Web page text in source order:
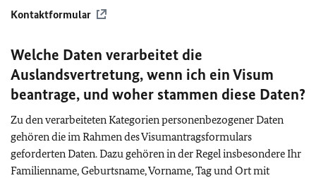
Kontaktformular
Welche Daten verarbeitet die
Auslandsvertretung, wenn ich ein Visum
beantrage, und woher stammen diese Daten?
Zu den verarbeiteten Kategorien personenbezogener Daten
gehören die im Rahmen des Visumantragsformulars
geforderten Daten. Dazu gehören in der Regel insbesondere Ihr
Familienname, Geburtsname, Vorname, Tag und Ort mit